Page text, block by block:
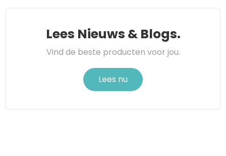
Lees Nieuws & Blogs.
Vind de beste producten voor jou.
Lees nu